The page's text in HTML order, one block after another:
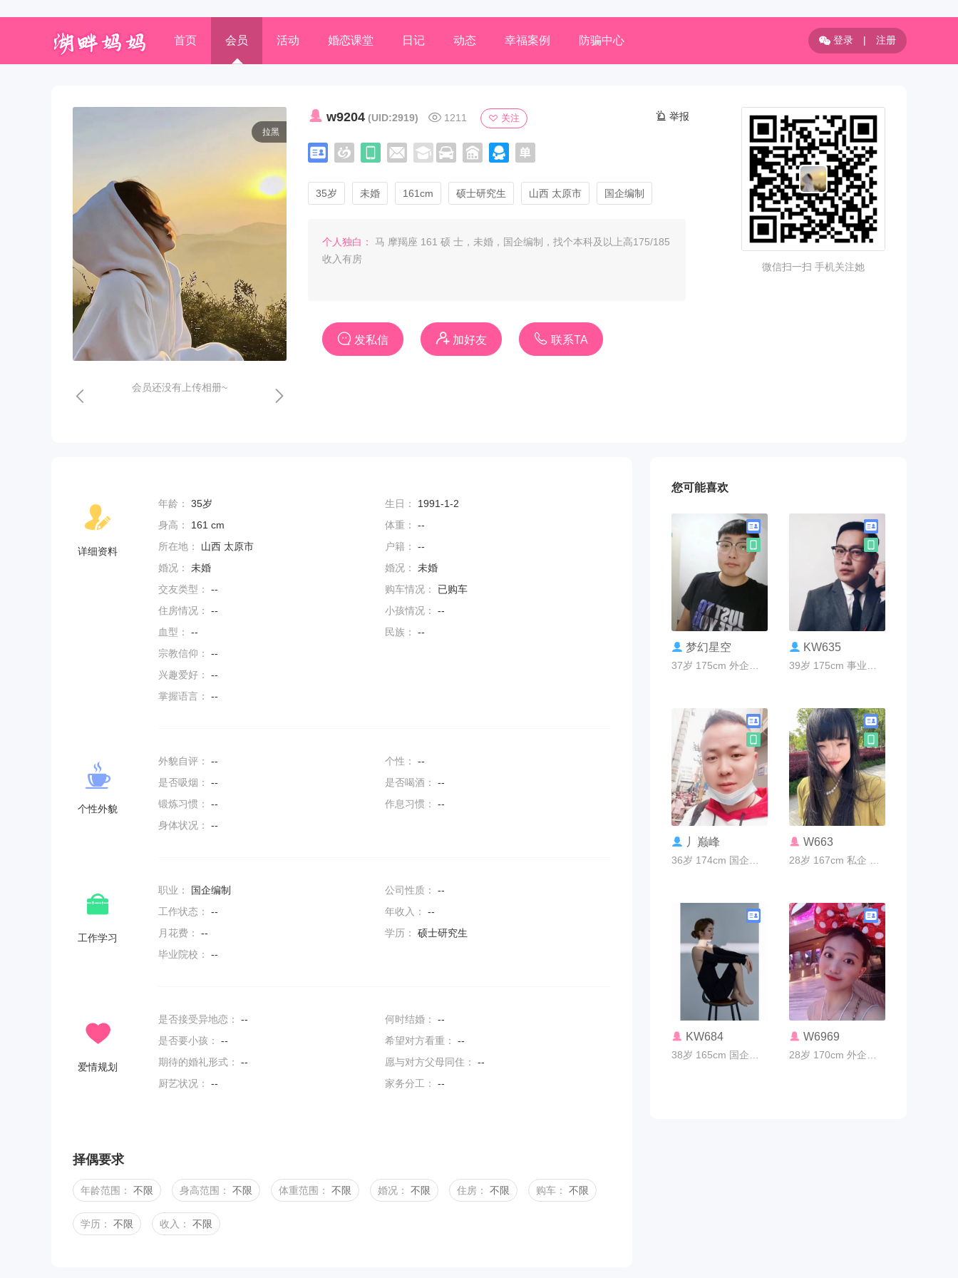
首页 会员 活动 婚恋课堂 日记 动态 幸福案例 防骗中心 登录 | 注册
拉黑
会员还没有上传相册~
w9204 (UID:2919) 1211 关注 举报
35岁 未婚 161cm 硕士研究生 山西 太原市 国企编制
个人独白：
马 摩羯座 161 硕 士，未婚，国企编制，找个本科及以上高175/185
收入有房
发私信 加好友 联系TA
微信扫一扫 手机关注她
详细资料
年龄： 35岁 生日：
1991-1-2
身高：
161 cm 体重：
--
所在地：
山西 太原市 户籍：
--
婚况：
未婚 婚况：
未婚
交友类型：
-- 购车情况：
已购车
住房情况：
-- 小孩情况：
--
血型：
-- 民族：
--
宗教信仰：
--
兴趣爱好：
--
掌握语言：
--
个性外貌
外貌自评： -- 个性：
--
是否吸烟：
-- 是否喝酒：
--
锻炼习惯：
-- 作息习惯：
--
身体状况：
--
工作学习
职业： 国企编制 公司性质：
--
工作状态：
-- 年收入：
--
月花费：
-- 学历：
硕士研究生
毕业院校：
--
爱情规划
是否接受异地恋： -- 何时结婚：
--
是否要小孩：
-- 希望对方看重：
--
期待的婚礼形式：
-- 愿与对方父母同住：
--
厨艺状况：
-- 家务分工： --
择偶要求
年龄范围： 不限 身高范围： 不限 体重范围： 不限 婚况： 不限 住房： 不限 购车： 不限
学历： 不限 收入： 不限
您可能喜欢
联系TA
梦幻星空 联系TA
KW635
联系TA
丿巅峰 联系TA
W663
联系TA
KW684 联系TA
W6969